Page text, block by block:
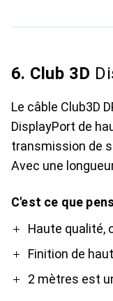
6. Club 3D
Le câble Club3D
DisplayPort de
transmission de
Avec une
C'est ce que
ProHaute qualité,
Finition de
2 mètres est
Contre